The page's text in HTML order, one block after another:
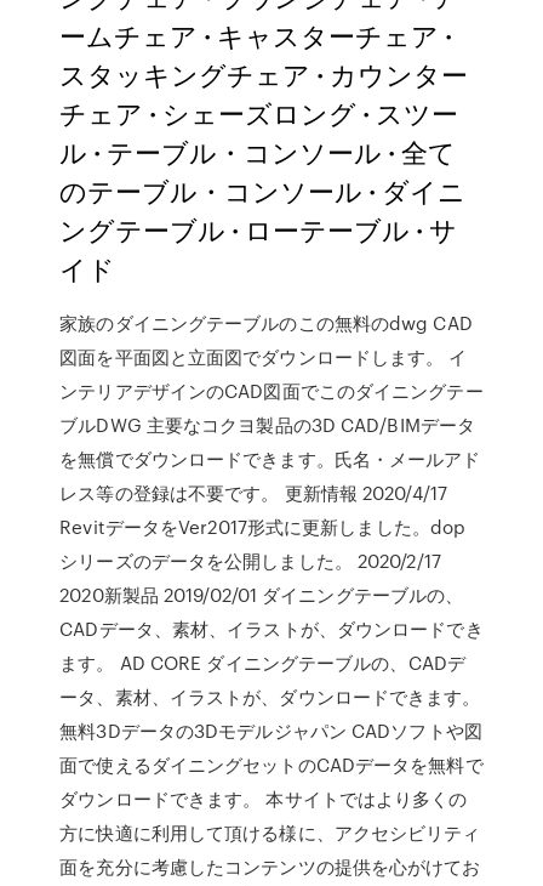
ームチェア · キャスターチェア ·
スタッキングチェア · カウンター
チェア · シェーズロング · スツー
ル · テーブル・コンソール · 全て
のテーブル・コンソール · ダイニ
ングテーブル · ローテーブル · サ
イド
家族のダイニングテーブルのこの無料のdwg CAD
図面を平面図と立面図でダウンロードします。 イ
ンテリアデザインのCAD図面でこのダイニングテー
ブルDWG 主要なコクヨ製品の3D CAD/BIMデータ
を無償でダウンロードできます。氏名・メールアド
レス等の登録は不要です。 更新情報 2020/4/17
RevitデータをVer2017形式に更新しました。dop
シリーズのデータを公開しました。 2020/2/17
2020新製品 2019/02/01 ダイニングテーブルの、
CADデータ、素材、イラストが、ダウンロードでき
ます。 AD CORE ダイニングテーブルの、CADデ
ータ、素材、イラストが、ダウンロードできます。
無料3Dデータの3Dモデルジャパン CADソフトや図
面で使えるダイニングセットのCADデータを無料で
ダウンロードできます。 本サイトではより多くの
方に快適に利用して頂ける様に、アクセシビリティ
面を充分に考慮したコンテンツの提供を心がけてお